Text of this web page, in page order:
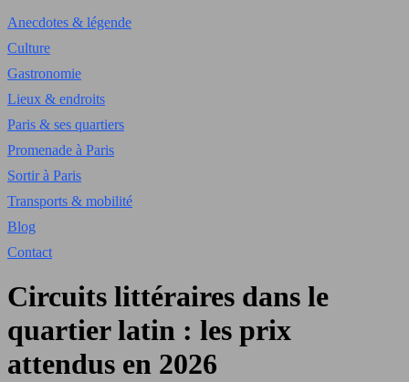
Anecdotes & légende
Culture
Gastronomie
Lieux & endroits
Paris & ses quartiers
Promenade à Paris
Sortir à Paris
Transports & mobilité
Blog
Contact
Circuits littéraires dans le
quartier latin : les prix
attendus en 2026